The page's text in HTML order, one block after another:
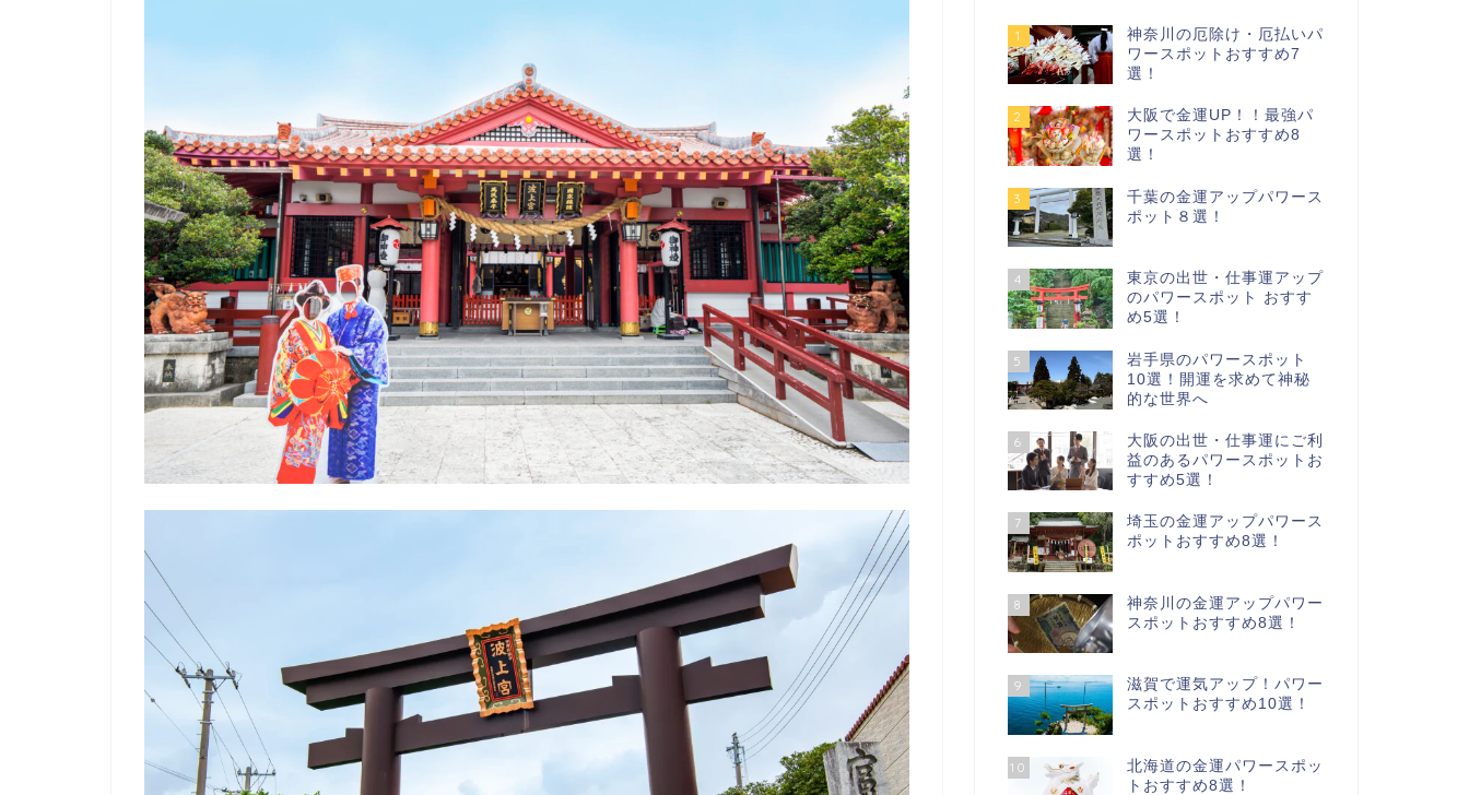
1
神奈川の厄除け・厄払いパ
ワースポットおすすめ7
選！
2
大阪で金運UP！！最強パ
ワースポットおすすめ8
選！
3
千葉の金運アップパワース
ポット８選！
4
東京の出世・仕事運アップ
のパワースポット おすす
め5選！
5
岩手県のパワースポット
10選！開運を求めて神秘
的な世界へ
6
大阪の出世・仕事運にご利
益のあるパワースポットお
すすめ5選！
7
埼玉の金運アップパワース
ポットおすすめ8選！
8
神奈川の金運アップパワー
スポットおすすめ8選！
9
滋賀で運気アップ！パワー
スポットおすすめ10選！
10
北海道の金運パワースポッ
トおすすめ8選！